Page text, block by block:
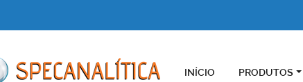
INÍCIO PRODUTOS